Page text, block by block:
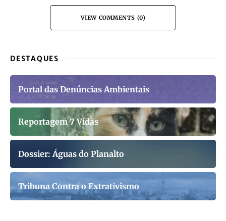
VIEW COMMENTS (0)
DESTAQUES
Portal das Denúncias Ambientais
Reportagem 7 Vidas
Dossier: Águas do Planalto
Tribuna Contra o Extrativismo